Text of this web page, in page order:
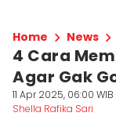
Home News
4 Cara
Agar Gak
11 Apr 2025, 06:00 WIB
Shella Rafika Sari